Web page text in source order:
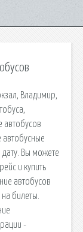
Владимир,
автобусов
Вы можете
и купить
автобусов
билеты.
-